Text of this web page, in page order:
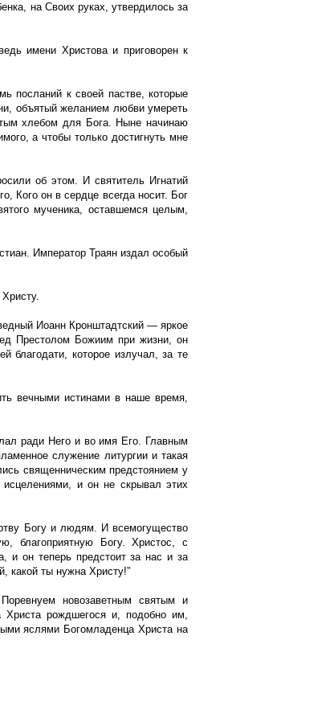
на Своих руках, утвердилось за
имени Христова и приговорен к
посланий к своей пастве, которые
объятый желанием любви умереть
хлебом для Бога. Ныне начинаю
а чтобы только достигнуть мне
об этом. И святитель Игнатий
Кого он в сердце всегда носит. Бог
мученика, оставшемся целым,
Император Траян издал особый
Иоанн Кронштадтский — яркое
Престолом Божиим при жизни, он
благодати, которое излучал, за те
вечными истинами в наше время,
ради Него и во имя Его. Главным
служение литургии и такая
священническим предстоянием у
и он не скрывал этих
Богу и людям. И всемогущество
благоприятную Богу. Христос, с
и он теперь предстоит за нас и за
какой ты нужна Христу!”
новозаветным святым и
Христа рождшегося и, подобно им,
яслями Богомладенца Христа на